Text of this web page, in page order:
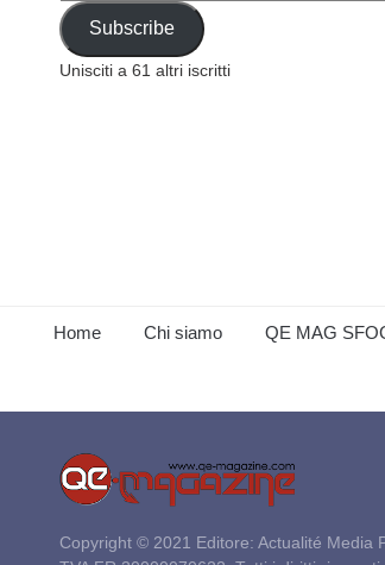
Address
Subscribe
Unisciti a 61 altri iscritti
Home Chi siamo QE MAG
Copyright © 2021 Editore: Actualité Media